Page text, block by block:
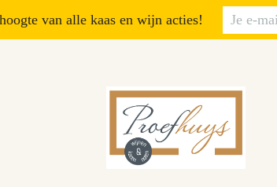
van alle kaas en wijn acties!